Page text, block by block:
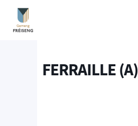
FERRAILLE (A)